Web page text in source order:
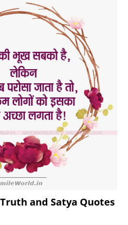
Truth and Satya Quotes